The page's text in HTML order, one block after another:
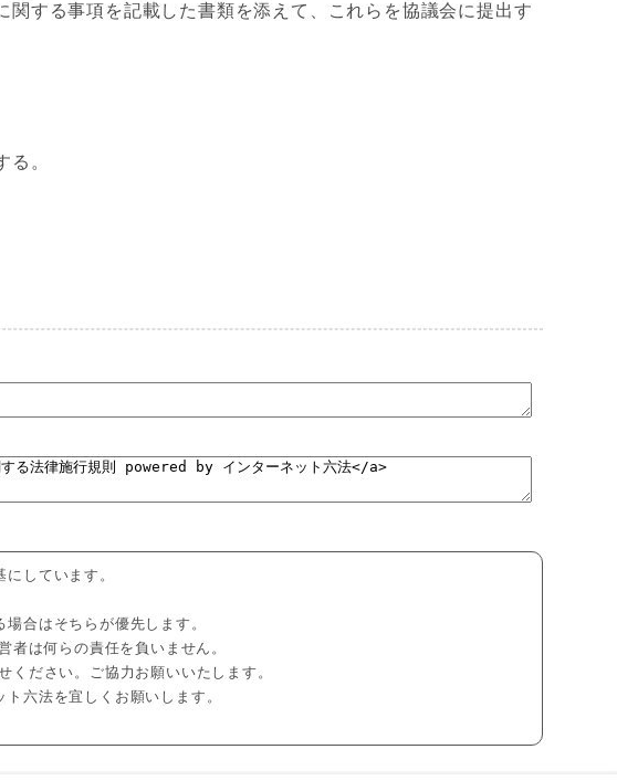
する事項を記載した書類を添えて、これらを協議会に提出す
。
しています。
合はそちらが優先します。
は何らの責任を負いません。
ください。ご協力お願いいたします。
六法を宜しくお願いします。